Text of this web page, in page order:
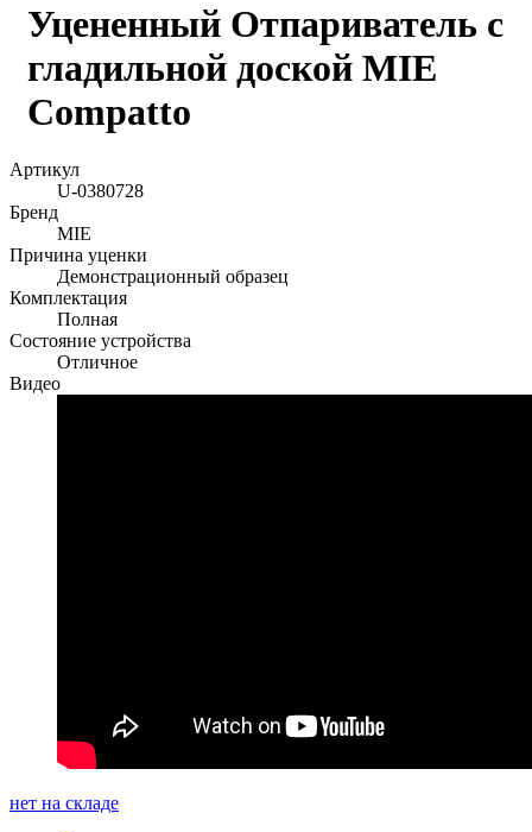
Уцененный Отпариватель с
гладильной доской MIE
Compatto
Артикул
U-0380728
Бренд
MIE
Причина уценки
Демонстрационный образец
Комплектация
Полная
Состояние устройства
Отличное
Видео
нет на складе